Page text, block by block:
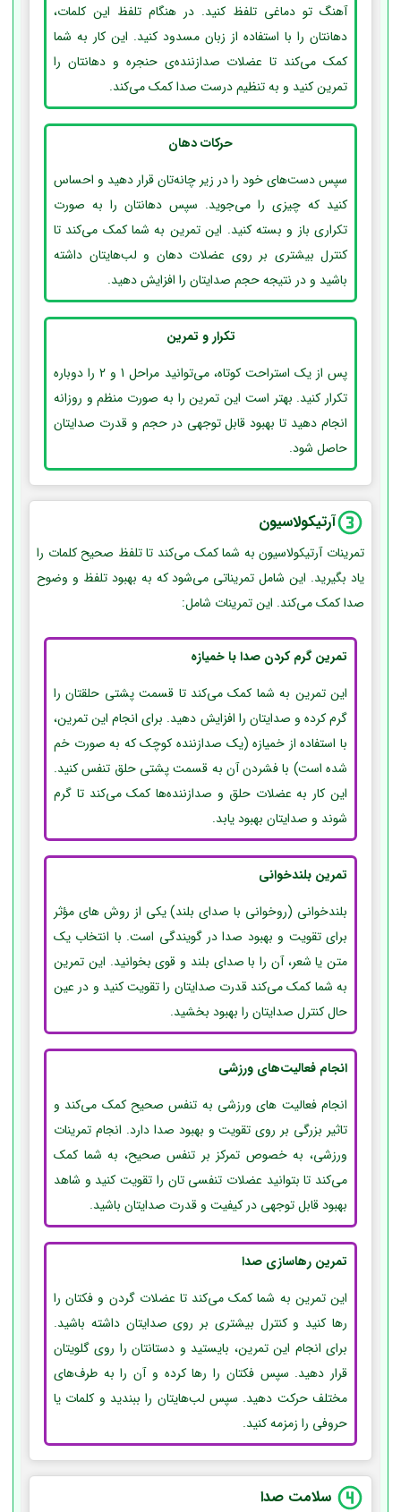
آهنگ تو دماغی تلفظ کنید. در هنگام تلفظ این کلمات،
دهانتان را با استفاده از زبان مسدود کنید. این کار به شما
کمک می‌کند تا عضلات صدازننده‌ی حنجره و دهانتان را
تمرین کنید و به تنظیم درست صدا کمک می‌کند.
حرکات دهان
سپس دست‌های خود را در زیر چانه‌تان قرار دهید و احساس
کنید که چیزی را می‌جوید. سپس دهانتان را به صورت
تکراری باز و بسته کنید. این تمرین به شما کمک می‌کند تا
کنترل بیشتری بر روی عضلات دهان و لب‌هایتان داشته
باشید و در نتیجه حجم صدایتان را افزایش دهید.
تکرار و تمرین
پس از یک استراحت کوتاه، می‌توانید مراحل 1 و 2 را دوباره
تکرار کنید. بهتر است این تمرین را به صورت منظم و روزانه
انجام دهید تا بهبود قابل توجهی در حجم و قدرت صدایتان
حاصل شود.
آرتیکولاسیون
تمرینات آرتیکولاسیون به شما کمک می‌کند تا تلفظ صحیح کلمات را
یاد بگیرید. این شامل تمریناتی می‌شود که به بهبود تلفظ و وضوح
صدا کمک می‌کند. این تمرینات شامل:
تمرین گرم کردن صدا با خمیازه
این تمرین به شما کمک می‌کند تا قسمت پشتی حلقتان را
گرم کرده و صدایتان را افزایش دهید. برای انجام این تمرین،
با استفاده از خمیازه (یک صدازننده کوچک که به صورت خم
شده است) با فشردن آن به قسمت پشتی حلق تنفس کنید.
این کار به عضلات حلق و صدازننده‌ها کمک می‌کند تا گرم
شوند و صدایتان بهبود یابد.
تمرین بلندخوانی
بلندخوانی (روخوانی با صدای بلند) یکی از روش‌ های مؤثر
برای تقویت و بهبود صدا در گویندگی است. با انتخاب یک
متن یا شعر، آن را با صدای بلند و قوی بخوانید. این تمرین
به شما کمک می‌کند قدرت صدایتان را تقویت کنید و در عین
حال کنترل صدایتان را بهبود بخشید.
انجام فعالیت‌های ورزشی
انجام فعالیت های ورزشی به تنفس صحیح کمک می‌کند و
تاثیر بزرگی بر روی تقویت و بهبود صدا دارد. انجام تمرینات
ورزشی، به خصوص تمرکز بر تنفس صحیح، به شما کمک
می‌کند تا بتوانید عضلات تنفسی تان را تقویت کنید و شاهد
بهبود قابل توجهی در کیفیت و قدرت صدایتان باشید.
تمرین رهاسازی صدا
این تمرین به شما کمک می‌کند تا عضلات گردن و فکتان را
رها کنید و کنترل بیشتری بر روی صدایتان داشته باشید.
برای انجام این تمرین، بایستید و دستانتان را روی گلویتان
قرار دهید. سپس فکتان را رها کرده و آن را به طرف‌های
مختلف حرکت دهید. سپس لب‌هایتان را ببندید و کلمات یا
حروفی را زمزمه کنید.
سلامت صدا